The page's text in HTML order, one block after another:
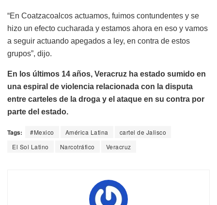
“En Coatzacoalcos actuamos, fuimos contundentes y se
hizo un efecto cucharada y estamos ahora en eso y vamos
a seguir actuando apegados a ley, en contra de estos
grupos”, dijo.
En los últimos 14 años, Veracruz ha estado sumido en
una espiral de violencia relacionada con la disputa
entre carteles de la droga y el ataque en su contra por
parte del estado.
Tags: #Mexico América Latina
cartel de Jalisco
El Sol Latino
Narcotráfico Veracruz